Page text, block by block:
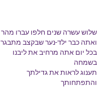
שלוש עשרה שנים חלפו עברו מהר
ואתה כבר ילד-נער שבקצב מתבגר
בכל יום אתה מרחיב את ליבנו
בשמחה
תענוג לראות את גדילתך
והתפתחותך